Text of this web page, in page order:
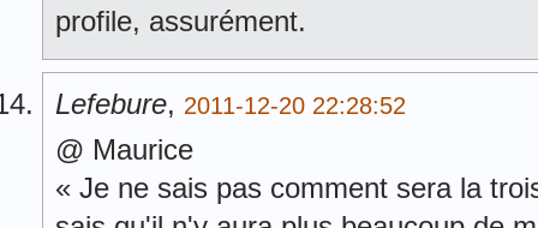
profile, assurément.
Lefebure, 2011-12-20 22:28:52
@ Maurice
« Je ne sais pas comment sera la